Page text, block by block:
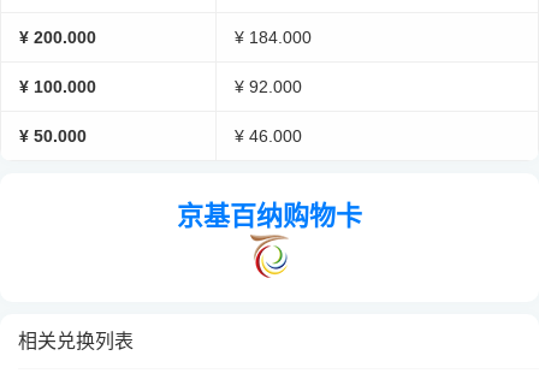
¥ 200.000 ¥ 184.000
¥ 100.000 ¥ 92.000
¥ 50.000 ¥ 46.000
京基百纳购物卡
相关兑换列表